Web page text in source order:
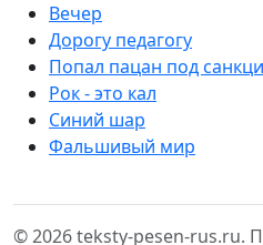
Вечер
Дорогу педагогу
Попал пацан под
Рок - это кал
Синий шар
Фальшивый мир
© 2026 teksty-pesen-rus.ru.